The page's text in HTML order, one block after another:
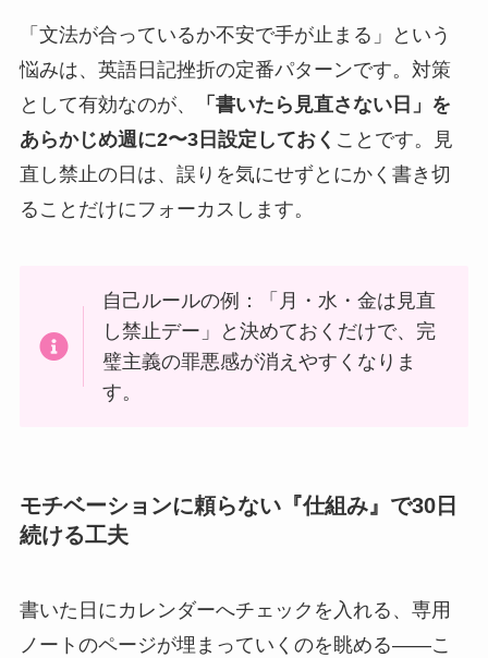
「文法が合っているか不安で手が止まる」という
悩みは、英語日記挫折の定番パターンです。対策
として有効なのが、
「書いたら見直さない日」を
あらかじめ週に2〜3日設定しておく ことです。見
直し禁止の日は、誤りを気にせずとにかく書き切
ることだけにフォーカスします。
自己ルールの例：「月・水・金は見直
し禁止デー」と決めておくだけで、完
璧主義の罪悪感が消えやすくなりま
す。
モチベーションに頼らない『仕組み』で30日
続ける工夫
書いた日にカレンダーへチェックを入れる、専用
ノートのページが埋まっていくのを眺める――こ